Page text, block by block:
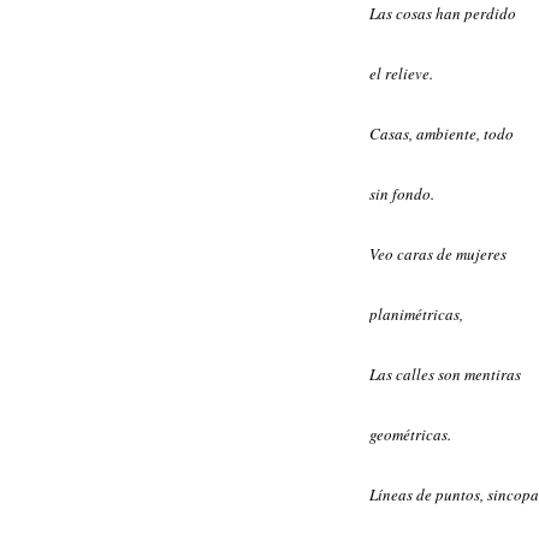
Las cosas han perdido
el relieve.
Casas, ambiente, todo
sin fondo.
Veo caras de mujeres
planimétricas,
Las calles son mentiras
geométricas.
Líneas de puntos,